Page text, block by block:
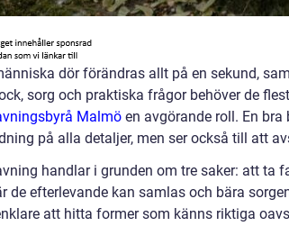
dör förändras allt på en sekund,
sorg och praktiska frågor behöver de
Malmö en avgörande roll. En
på alla detaljer, men ser också till att
handlar i grunden om tre saker: att ta
de efterlevande kan samlas och bära
att hitta former som känns riktiga